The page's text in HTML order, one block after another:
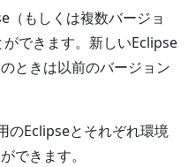
（もしくは複数バージョ
できます。新しいEclipse
ときは以前のバージョン
のEclipseとそれぞれ環境
できます。